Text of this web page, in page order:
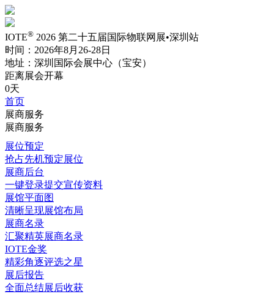
IOTE® 2026 第二十五届国际物联网展•深圳站
时间：2026年8月26-28日
地址：深圳国际会展中心（宝安）
距离展会开幕
0天
首页
展商服务
展商服务
展位预定
抢占先机预定展位
展商后台
一键登录提交宣传资料
展馆平面图
清晰呈现展馆布局
展商名录
汇聚精英展商名录
IOTE金奖
精彩角逐评选之星
展后报告
全面总结展后收获